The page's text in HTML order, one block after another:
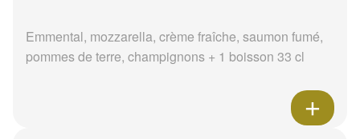
Emmental, mozzarella, crème fraîche, saumon fumé,
pommes de terre, champignons + 1 boisson 33 cl